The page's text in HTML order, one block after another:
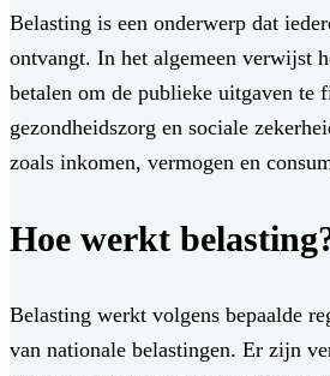
Belasting is een onderwerp dat
ontvangt. In het algemeen verwijst
betalen om de publieke uitgaven te
gezondheidszorg en sociale
zoals inkomen, vermogen en
Hoe werkt
Belasting werkt volgens bepaalde
van nationale belastingen. Er zijn